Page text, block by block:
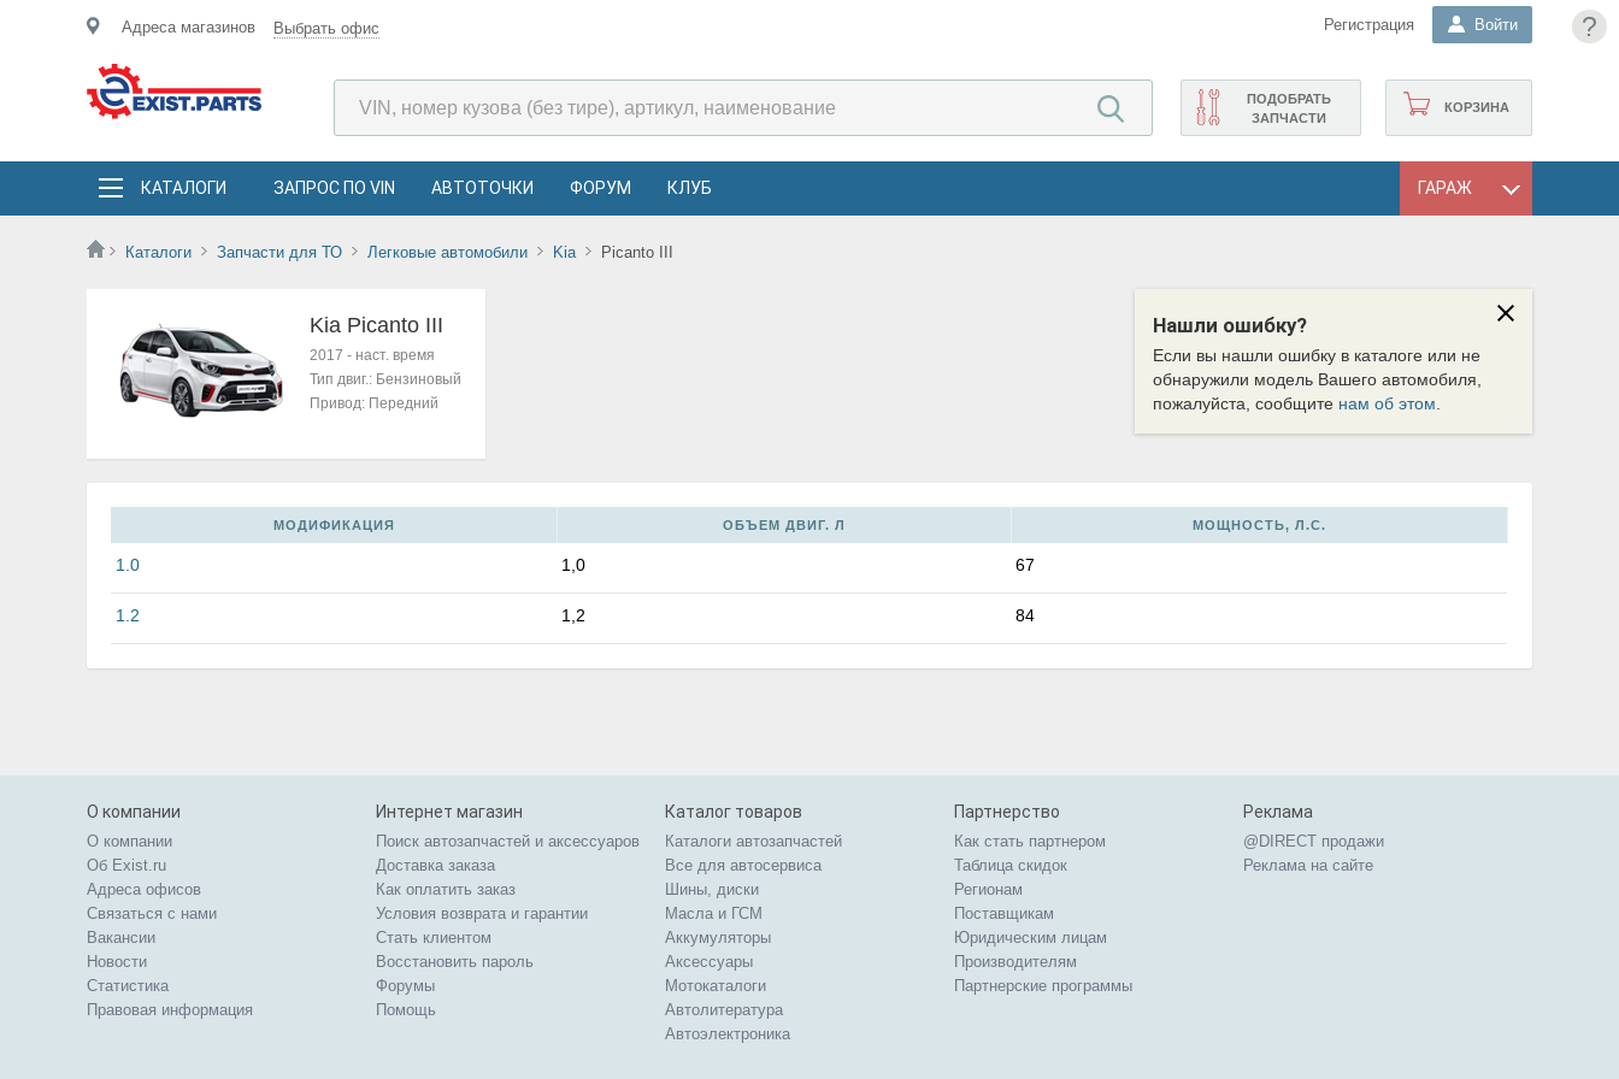
?
Адреса магазинов Выбрать офис Регистрация Войти
КОРЗИНА
ПОДОБРАТЬ
ЗАПЧАСТИ
КАТАЛОГИ ЗАПРОС ПО VIN АВТОТОЧКИ ФОРУМ КЛУБ ГАРАЖ
Каталоги Запчасти для ТО Легковые автомобили Kia Picanto III
Нашли ошибку?
Если вы нашли ошибку в каталоге или не
обнаружили модель Вашего автомобиля,
пожалуйста, сообщите нам об этом
Kia Picanto III
2017 - наст. время
Тип двиг.: Бензиновый
Привод: Передний
МОДИФИКАЦИЯ ОБЪЕМ ДВИГ. Л МОЩНОСТЬ, Л.С.
1.0 1,0 67
1.2 1,2 84
О компании
О компании
Об Exist.ru
Адреса офисов
Связаться с нами
Вакансии
Новости
Статистика
Правовая информация
Интернет магазин
Поиск автозапчастей и аксессуаров
Доставка заказа
Как оплатить заказ
Условия возврата и гарантии
Стать клиентом
Восстановить пароль
Форумы
Помощь
Каталог товаров
Каталоги автозапчастей
Все для автосервиса
Шины, диски
Масла и ГСМ
Аккумуляторы
Аксессуары
Мотокаталоги
Автолитература
Автоэлектроника
Партнерство
Как стать партнером
Таблица скидок
Регионам
Поставщикам
Юридическим лицам
Производителям
Партнерские программы
Реклама
@DIRECT продажи
Реклама на сайте